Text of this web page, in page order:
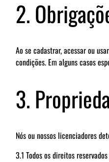
2.
Ao se cadastrar, acessar ou
condições. Em alguns casos
3.
Nós ou nossos licenciadores
3.1 Todos os direitos reservados